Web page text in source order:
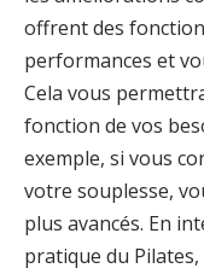
offrent des
performances et
Cela vous
fonction de vos
exemple, si vous
votre souplesse,
plus avancés. En
pratique du